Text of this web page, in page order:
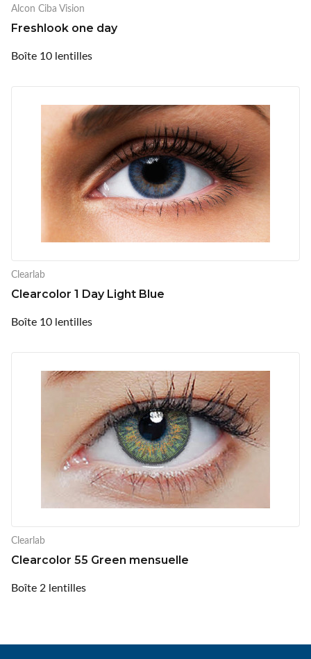
Alcon Ciba Vision
Freshlook one day
Boîte 10 lentilles
Clearlab
Clearcolor 1 Day Light Blue
Boîte 10 lentilles
Clearlab
Clearcolor 55 Green mensuelle
Boîte 2 lentilles